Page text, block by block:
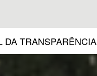
DA TRANSPARÊNCIA